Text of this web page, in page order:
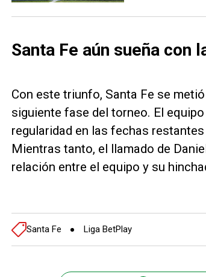
Santa Fe aún sueña con
Con este triunfo, Santa Fe se
siguiente fase del torneo. El
regularidad en las fechas
Mientras tanto, el llamado de
relación entre el equipo y su
Santa Fe Liga BetPlay